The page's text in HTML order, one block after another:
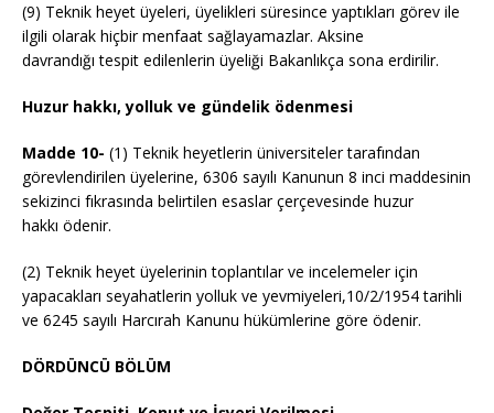
(9) Teknik heyet üyeleri, üyelikleri süresince yaptıkları görev ile
ilgili olarak hiçbir menfaat sağlayamazlar. Aksine
davrandığı tespit edilenlerin üyeliği Bakanlıkça sona erdirilir.
Huzur hakkı, yolluk ve gündelik ödenmesi
Madde 10- (1) Teknik heyetlerin üniversiteler tarafından
görevlendirilen üyelerine, 6306 sayılı Kanunun 8 inci maddesinin
sekizinci fıkrasında belirtilen esaslar çerçevesinde huzur
hakkı ödenir.
(2) Teknik heyet üyelerinin toplantılar ve incelemeler için
yapacakları seyahatlerin yolluk ve yevmiyeleri,10/2/1954 tarihli
ve 6245 sayılı Harcırah Kanunu hükümlerine göre ödenir.
DÖRDÜNCÜ BÖLÜM